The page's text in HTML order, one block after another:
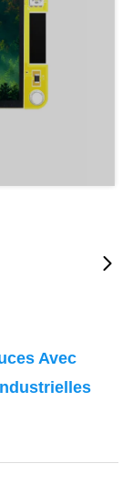
Avec